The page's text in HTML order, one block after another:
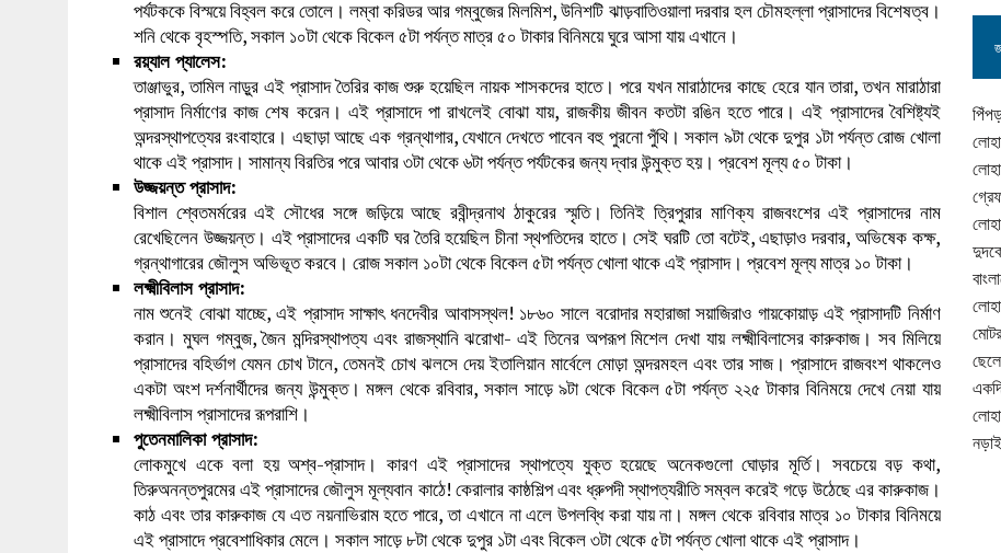
পর্যটককে বিস্ময়ে বিহ্বল করে তোলে। লম্বা করিডর আর গম্বুজের মিলমিশ, উনিশটি ঝাড়বাতিওয়ালা দরবার হল চৌমহল্লা প্রাসাদের বিশেষত্ব।
শনি থেকে বৃহস্পতি, সকাল ১০টা থেকে বিকেল ৫টা পর্যন্ত মাত্র ৫০ টাকার বিনিময়ে ঘুরে আসা যায় এখানে।
রয়্যাল প্যালেস:
তাঞ্জাভুর, তামিল নাড়ুর এই প্রাসাদ তৈরির কাজ শুরু হয়েছিল নায়ক শাসকদের হাতে। পরে যখন মারাঠাদের কাছে হেরে যান তারা, তখন মারাঠারা
প্রাসাদ নির্মাণের কাজ শেষ করেন। এই প্রাসাদে পা রাখলেই বোঝা যায়, রাজকীয় জীবন কতটা রঙিন হতে পারে। এই প্রাসাদের বৈশিষ্ট্যই
অন্দরস্থাপত্যের রংবাহারে। এছাড়া আছে এক গ্রন্থাগার, যেখানে দেখতে পাবেন বহু পুরনো পুঁথি। সকাল ৯টা থেকে দুপুর ১টা পর্যন্ত রোজ খোলা
থাকে এই প্রাসাদ। সামান্য বিরতির পরে আবার ৩টা থেকে ৬টা পর্যন্ত পর্যটকের জন্য দ্বার উন্মুক্ত হয়। প্রবেশ মূল্য ৫০ টাকা।
উজ্জয়ন্ত প্রাসাদ:
বিশাল শ্বেতমর্মরের এই সৌধের সঙ্গে জড়িয়ে আছে রবীন্দ্রনাথ ঠাকুরের স্মৃতি। তিনিই ত্রিপুরার মাণিক্য রাজবংশের এই প্রাসাদের নাম
রেখেছিলেন উজ্জয়ন্ত। এই প্রাসাদের একটি ঘর তৈরি হয়েছিল চীনা স্থপতিদের হাতে। সেই ঘরটি তো বটেই, এছাড়াও দরবার, অভিষেক কক্ষ,
গ্রন্থাগারের জৌলুস অভিভূত করবে। রোজ সকাল ১০টা থেকে বিকেল ৫টা পর্যন্ত খোলা থাকে এই প্রাসাদ। প্রবেশ মূল্য মাত্র ১০ টাকা।
লক্ষ্মীবিলাস প্রাসাদ:
নাম শুনেই বোঝা যাচ্ছে, এই প্রাসাদ সাক্ষাৎ ধনদেবীর আবাসস্থল! ১৮৬০ সালে বরোদার মহারাজা সয়াজিরাও গায়কোয়াড় এই প্রাসাদটি নির্মাণ
করান। মুঘল গম্বুজ, জৈন মন্দিরস্থাপত্য এবং রাজস্থানি ঝরোখা- এই তিনের অপরূপ মিশেল দেখা যায় লক্ষ্মীবিলাসের কারুকাজ। সব মিলিয়ে
প্রাসাদের বহির্ভাগ যেমন চোখ টানে, তেমনই চোখ ঝলসে দেয় ইতালিয়ান মার্বেলে মোড়া অন্দরমহল এবং তার সাজ। প্রাসাদে রাজবংশ থাকলেও
একটা অংশ দর্শনার্থীদের জন্য উন্মুক্ত। মঙ্গল থেকে রবিবার, সকাল সাড়ে ৯টা থেকে বিকেল ৫টা পর্যন্ত ২২৫ টাকার বিনিময়ে দেখে নেয়া যায়
লক্ষ্মীবিলাস প্রাসাদের রূপরাশি।
পুতেনমালিকা প্রাসাদ:
লোকমুখে একে বলা হয় অশ্ব-প্রাসাদ। কারণ এই প্রাসাদের স্থাপত্যে যুক্ত হয়েছে অনেকগুলো ঘোড়ার মূর্তি। সবচেয়ে বড় কথা,
তিরুঅনন্তপুরমের এই প্রাসাদের জৌলুস মূল্যবান কাঠে! কেরালার কাষ্ঠশিল্প এবং ধ্রুপদী স্থাপত্যরীতি সম্বল করেই গড়ে উঠেছে এর কারুকাজ।
কাঠ এবং তার কারুকাজ যে এত নয়নাভিরাম হতে পারে, তা এখানে না এলে উপলব্ধি করা যায় না। মঙ্গল থেকে রবিবার মাত্র ১০ টাকার বিনিময়ে
এই প্রাসাদে প্রবেশাধিকার মেলে। সকাল সাড়ে ৮টা থেকে দুপুর ১টা এবং বিকেল ৩টা থেকে ৫টা পর্যন্ত খোলা থাকে এই প্রাসাদ।